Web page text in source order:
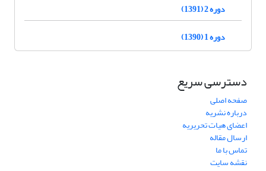
دوره 2 (1391)
دوره 1 (1390)
دسترسی سریع
صفحه اصلی
درباره نشریه
اعضای هیات تحریریه
ارسال مقاله
تماس با ما
نقشه سایت